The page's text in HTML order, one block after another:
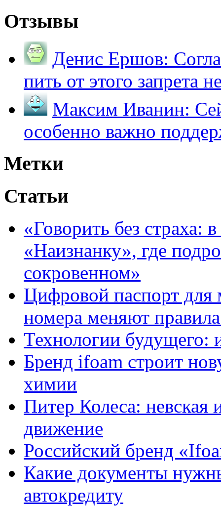
Отзывы
Денис Ершов:
пить от этого запрета
Максим Иванин:
особенно важно
Метки
Статьи
«Говорить без страха:
«Наизнанку», где
сокровенном»
Цифровой паспорт для
номера меняют
Технологии будущего:
Бренд ifoam строит
химии
Питер Колеса: невская
движение
Российский бренд
Какие документы
автокредиту